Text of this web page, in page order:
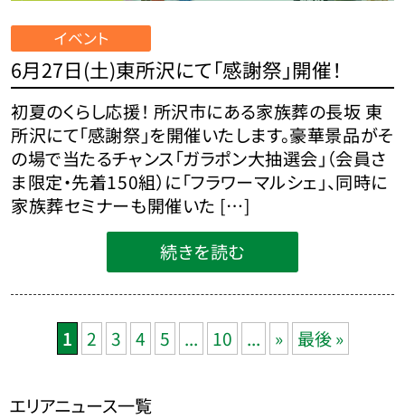
イベント
6月27日(土)東所沢にて「感謝祭」開催！
初夏のくらし応援！ 所沢市にある家族葬の長坂 東
所沢にて「感謝祭」を開催いたします。豪華景品がそ
の場で当たるチャンス「ガラポン大抽選会」（会員さ
ま限定・先着150組）に「フラワーマルシェ」、同時に
家族葬セミナーも開催いた […]
続きを読む
1 2 3 4 5 ... 10 ... » 最後 »
エリアニュース一覧